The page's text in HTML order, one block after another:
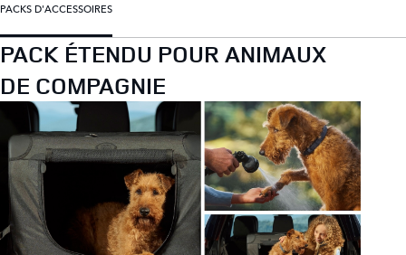
PACKS D'ACCESSOIRES
PACK ÉTENDU POUR ANIMAUX
DE COMPAGNIE